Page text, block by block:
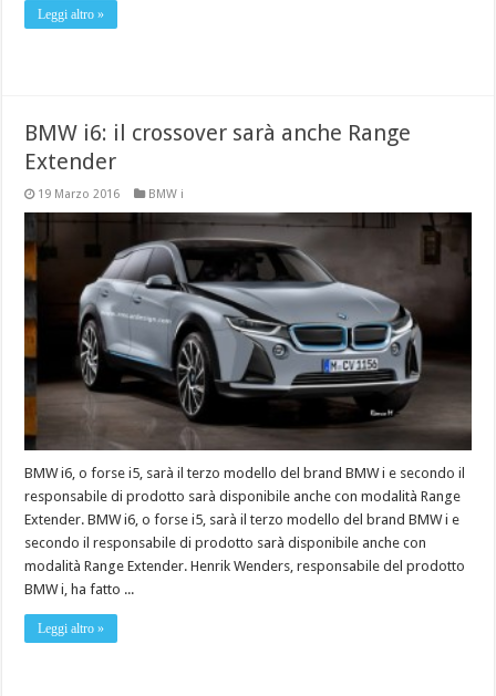
Leggi altro »
BMW i6: il crossover sarà anche Range
Extender
19 Marzo 2016 BMW i
BMW i6, o forse i5, sarà il terzo modello del brand BMW i e secondo il
responsabile di prodotto sarà disponibile anche con modalità Range
Extender. BMW i6, o forse i5, sarà il terzo modello del brand BMW i e
secondo il responsabile di prodotto sarà disponibile anche con
modalità Range Extender. Henrik Wenders, responsabile del prodotto
BMW i, ha fatto ...
Leggi altro »